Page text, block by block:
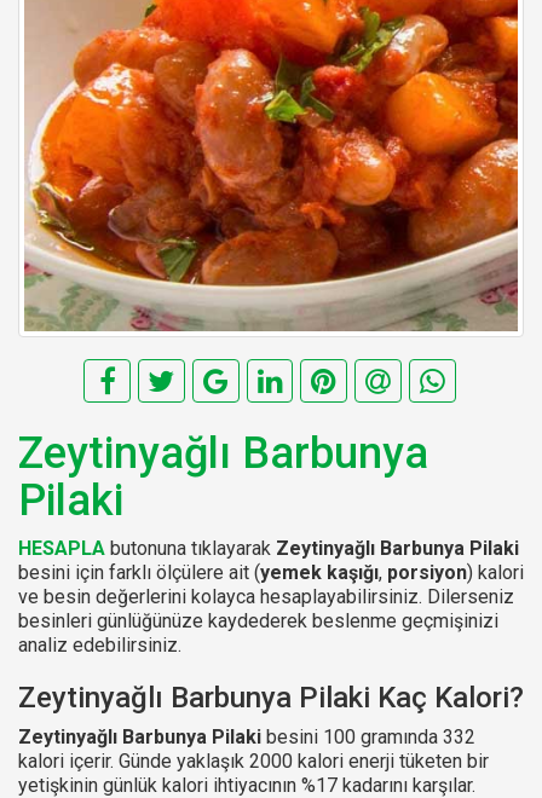
Zeytinyağlı Barbunya
Pilaki
HESAPLA butonuna tıklayarak Zeytinyağlı Barbunya Pilaki
besini için farklı ölçülere ait (yemek kaşığı, porsiyon) kalori
ve besin değerlerini kolayca hesaplayabilirsiniz. Dilerseniz
besinleri günlüğünüze kaydederek beslenme geçmişinizi
analiz edebilirsiniz.
Zeytinyağlı Barbunya Pilaki Kaç Kalori?
Zeytinyağlı Barbunya Pilaki besini 100 gramında 332
kalori içerir. Günde yaklaşık 2000 kalori enerji tüketen bir
yetişkinin günlük kalori ihtiyacının %17 kadarını karşılar.